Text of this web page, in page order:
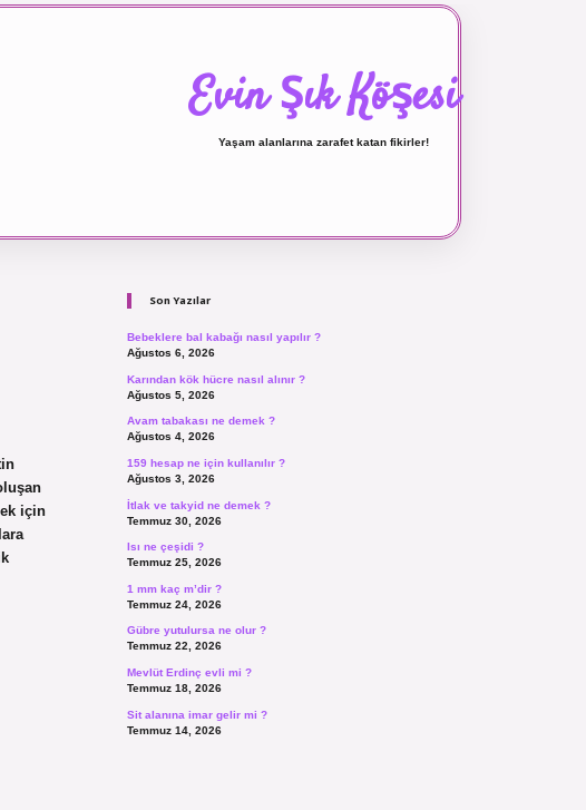
Evin Şık Köşesi
Yaşam alanlarına zarafet katan fikirler!
için
Son Yazılar
Bebeklere bal kabağı nasıl yapılır ?
Ağustos 6, 2026
Karından kök hücre nasıl alınır ?
Ağustos 5, 2026
Avam tabakası ne demek ?
Ağustos 4, 2026
159 hesap ne için kullanılır ?
Ağustos 3, 2026
İtlak ve takyid ne demek ?
Temmuz 30, 2026
Isı ne çeşidi ?
Temmuz 25, 2026
1 mm kaç m’dir ?
Temmuz 24, 2026
Gübre yutulursa ne olur ?
Temmuz 22, 2026
Mevlüt Erdinç evli mi ?
Temmuz 18, 2026
Sit alanına imar gelir mi ?
Temmuz 14, 2026